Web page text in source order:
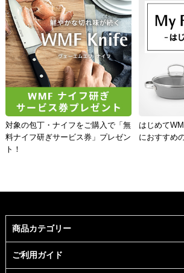
対象の包丁・ナイフをご購入で「無
料ナイフ研ぎサービス券」プレゼン
ト！
はじめて
におすすめ
商品カテゴリー
ご利用ガイド